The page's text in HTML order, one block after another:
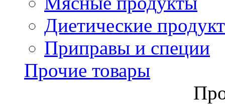
Диетические
Приправы и специи
Прочие товары